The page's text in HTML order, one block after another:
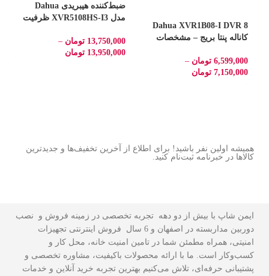
Dahua XVR1B08-I DVR 8
کاناله پنتا بریج – مشخصات
2025
6,599,000 تومان –
7,150,000 تومان
ضبط‌کننده هیبریدی Dahua
مدل XVR5108HS-I3 ظرفیت
H.265+
13,750,000 تومان –
13,950,000 تومان
همیشه اولین نفر باشید! برای اطلاع از آخرین تخفیف‌ها و جدیدترین
کالاها در خبرنامه ثبت‌نام کنید.
ایمن شاپ با بیش از دو دهه تجربه تخصصی در زمینه فروش و نصب
دوربین مداربسته در اصفهان و 6 سال فروش اینترنتی تجهیزات
امنیتی، همراه مطمئن شما در تامین امنیت خانه، محل کار و
کسب‌وکار است. ما با ارائه محصولات باکیفیت، مشاوره تخصصی و
پشتیبانی حرفه‌ای، تلاش می‌کنیم بهترین تجربه خرید آنلاین و خدمات